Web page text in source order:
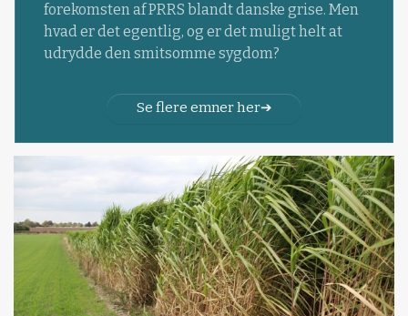
forekomsten af PRRS blandt danske grise. Men
hvad er det egentlig, og er det muligt helt at
udrydde den smitsomme sygdom?
Se flere emner her